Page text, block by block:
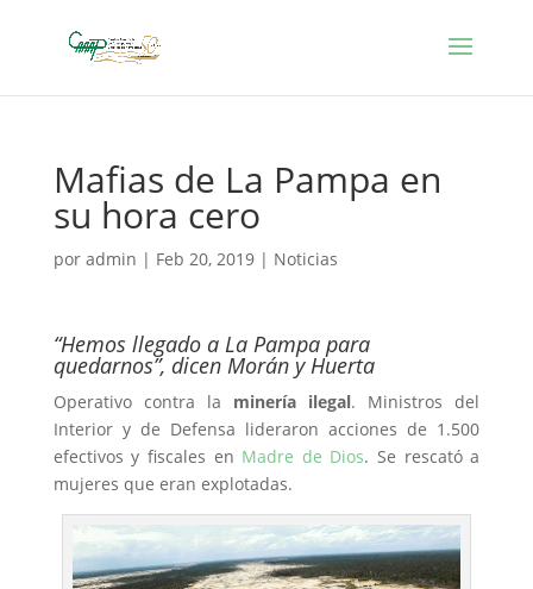
Mafias de La Pampa en
su hora cero
por admin | Feb 20, 2019| Noticias
“Hemos llegado a La Pampa para
quedarnos”, dicen Morán y Huerta
Operativo contra la minería ilegal. Ministros del
Interior y de Defensa lideraron acciones de 1.500
efectivos y fiscales en Madre de Dios. Se rescató a
mujeres que eran explotadas.